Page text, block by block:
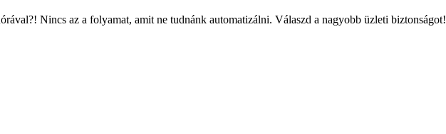
Nincs az a folyamat, amit ne tudnánk automatizálni. Válaszd a nagyobb üzleti biztonságot!